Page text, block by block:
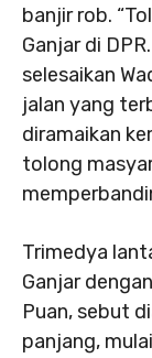
banjir rob.
Ganjar di
selesaikan
jalan yang
diramaikan
tolong
Trimedya
Ganjar
Puan, sebut
panjang,